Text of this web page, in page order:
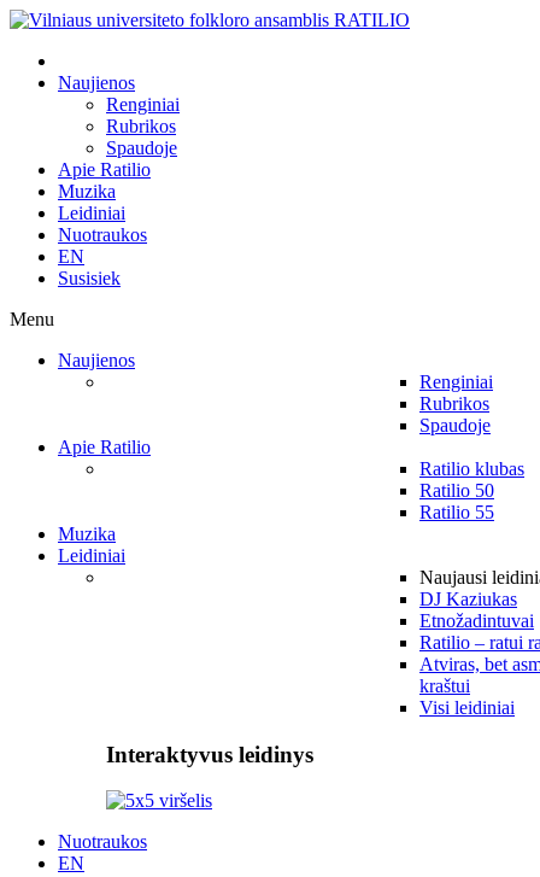
Naujienos
Renginiai
Rubrikos
Spaudoje
Apie Ratilio
Muzika
Leidiniai
Nuotraukos
EN
Susisiek
Menu
Naujienos
Renginiai
Rubrikos
Spaudoje
Apie Ratilio
Ratilio klubas
Ratilio 50
Ratilio 55
Muzika
Leidiniai
Naujausi
DJ Kaziukas
Etnožadintuvai
Ratilio – ratui
Atviras, bet
kraštui
Visi leidiniai
Interaktyvus leidinys
Nuotraukos
EN